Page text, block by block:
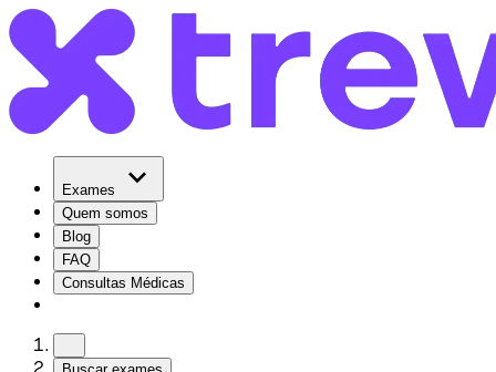
Exames
Quem somos
Blog
FAQ
Consultas Médicas